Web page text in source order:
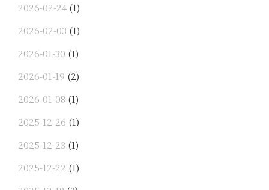
2026-02-24 (1)
2026-02-03 (1)
2026-01-30 (1)
2026-01-19 (2)
2026-01-08 (1)
2025-12-26 (1)
2025-12-23 (1)
2025-12-22 (1)